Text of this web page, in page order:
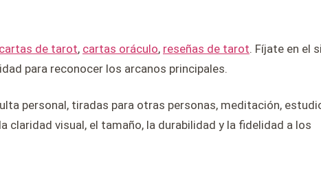
cartas de tarot, cartas oráculo, reseñas de tarot. Fíjate en el
para reconocer los arcanos principales.
personal, tiradas para otras personas, meditación,
visual, el tamaño, la durabilidad y la fidelidad a los